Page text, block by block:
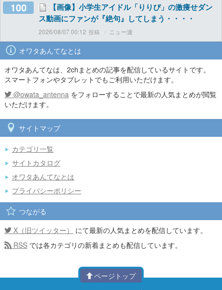
100
【画像】小学生アイドル「りりぴ」の激痩せダン
ス動画にファンが『絶句』してしまう・・・・
2026/08/07 00:12 ニュー速
オワタあんてなとは
オワタあんてなは、2chまとめの記事を配信しているサイトです。
スマートフォンやタブレットでもご利用いただけます。
@owata_antenna をフォローすることで最新の人気まとめが閲覧
いただけます。
サイトマップ
カテゴリ一覧
サイトカタログ
オワタあんてなとは
プライバシーポリシー
つながる
X（旧ツイッター）
にて最新の人気まとめを配信しています。
RSS では各カテゴリの新着まとめも配信しています。
ページトップ